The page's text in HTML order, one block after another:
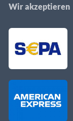
Wir akzeptieren